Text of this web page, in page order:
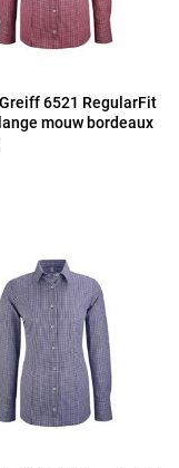
6521 RegularFit
mouw bordeaux